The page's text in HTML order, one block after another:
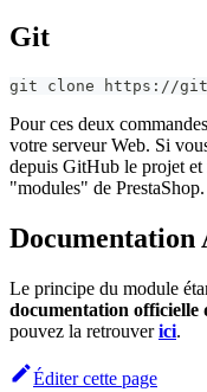
Git
git clone https://
Pour ces deux
votre serveur Web. Si
depuis GitHub le projet et
"modules" de PrestaShop.
Documentation
Le principe du module
documentation
pouvez la retrouverici.
Éditer cette page